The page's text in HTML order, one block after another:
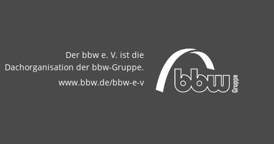
Der bbw e. V. ist die
Dachorganisation der bbw-Gruppe.
www.bbw.de/bbw-e-v